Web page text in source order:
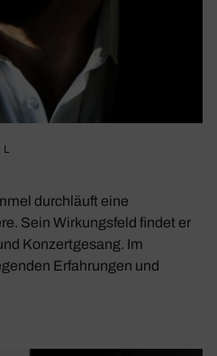
durchläuft eine
Sein Wirkungsfeld findet er
Konzertgesang. Im
Erfahrungen und